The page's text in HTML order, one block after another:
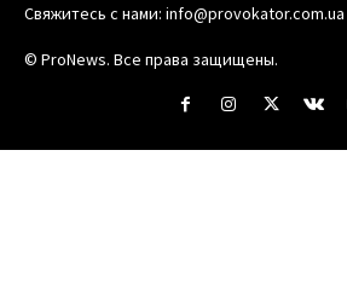
Свяжитесь с нами: info@provokator.com.ua
© ProNews. Все права защищены.